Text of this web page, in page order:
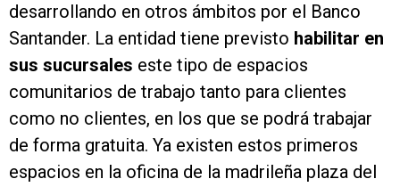
desarrollando en otros ámbitos por el Banco
Santander. La entidad tiene previsto habilitar en
sus sucursales este tipo de espacios
comunitarios de trabajo tanto para clientes
como no clientes, en los que se podrá trabajar
de forma gratuita. Ya existen estos primeros
espacios en la oficina de la madrileña plaza del